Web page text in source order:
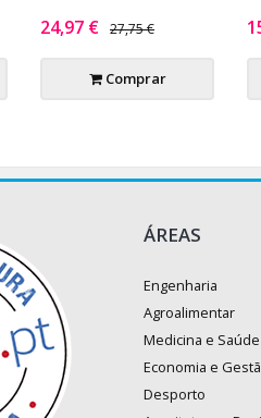
24,97 € 27,75 €
Comprar
ÁREAS
Engenharia
Agroalimentar
Medicina e Saúde
Economia e
Desporto